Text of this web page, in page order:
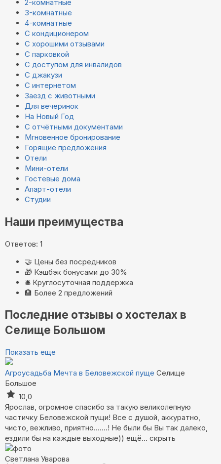
2-комнатные
3-комнатные
4-комнатные
С кондиционером
С хорошими отзывами
С парковкой
С доступом для инвалидов
С джакузи
С интернетом
Заезд с животными
Для вечеринок
На Новый Год
С отчётными документами
Мгновенное бронирование
Горящие предложения
Отели
Мини-отели
Гостевые дома
Апарт-отели
Студии
Наши преимущества
Ответов: 1
🤝 Цены без посредников
🎁 Кэшбэк бонусами до 30%
🛎️ Круглосуточная поддержка
🏨 Более 2 предложений
Последние отзывы о хостелах в
Селище Большом
Показать еще
Агроусадьба Мечта в Беловежской пуще Селище
Большое
10,0
Ярослав, огромное спасибо за такую великолепную
частичку Беловежской пущи! Все с душой, аккуратно,
чисто, вежливо, приятно.......! Не были бы Вы так далеко,
ездили бы на каждые выходные)) ещё... скрыть
Светлана Уварова